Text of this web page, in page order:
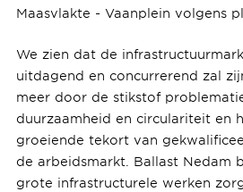
Maasvlakte - Vaanplein volgens
We zien dat de
uitdagend en concurrerend zal
meer door de stikstof
duurzaamheid en circulariteit en
groeiende tekort van
de arbeidsmarkt. Ballast Nedam
grote infrastructurele werken